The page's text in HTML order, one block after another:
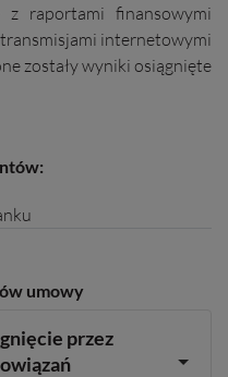
z raportami finansowymi
internetowymi
zostały wyniki osiągnięte
umowy
przez